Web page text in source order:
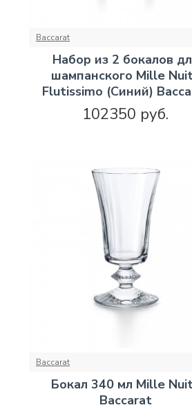
Baccarat
Набор из 2 бокалов
шампанского Mille
Flutissimo (Синий)
102350 руб.
Baccarat
Бокал 340 мл Mille
Baccarat